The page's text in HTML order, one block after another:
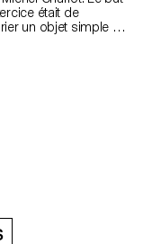
était de
un objet simple du